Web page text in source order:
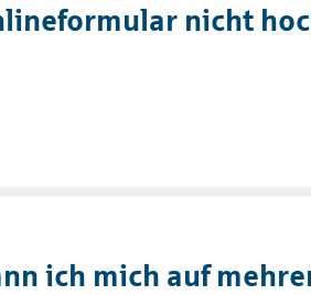
nicht
ich mich auf